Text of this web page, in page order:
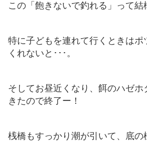
この「飽きないで釣れる」って結
特に子どもを連れて行くときはポ
くれないと･･･。
そしてお昼近くなり、餌のハゼホ
きたので終了ー！
桟橋もすっかり潮が引いて、底の